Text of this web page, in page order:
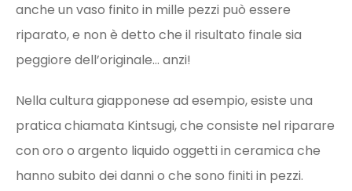
anche un vaso finito in mille pezzi può essere
riparato, e non è detto che il risultato finale sia
peggiore dell’originale… anzi!
Nella cultura giapponese ad esempio, esiste una
pratica chiamata Kintsugi, che consiste nel riparare
con oro o argento liquido oggetti in ceramica che
hanno subito dei danni o che sono finiti in pezzi.